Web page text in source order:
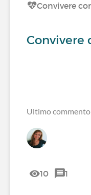
Convivere
Convivere
Ultimo
10 1